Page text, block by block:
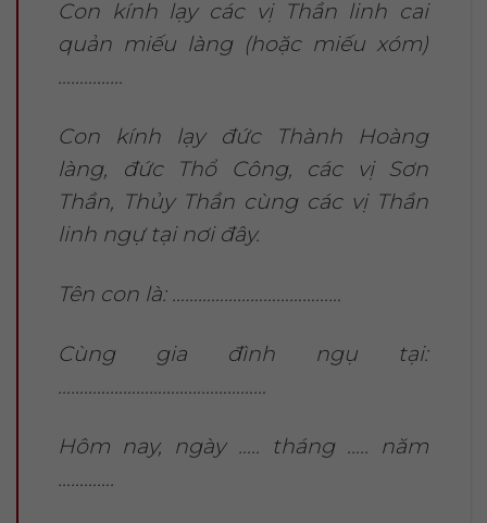
Con kính lạy các vị Thần linh cai
quản miếu làng (hoặc miếu xóm)
……………
Con kính lạy đức Thành Hoàng
làng, đức Thổ Công, các vị Sơn
Thần, Thủy Thần cùng các vị Thần
linh ngự tại nơi đây.
Tên con là: …………………………………
Cùng gia đình ngụ tại:
…………………………………………
Hôm nay, ngày ….. tháng ….. năm
………….